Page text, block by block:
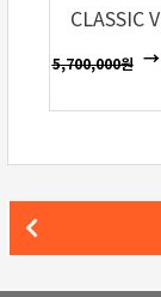
CLASSIC
티지 클래
5,700,000원
블루사